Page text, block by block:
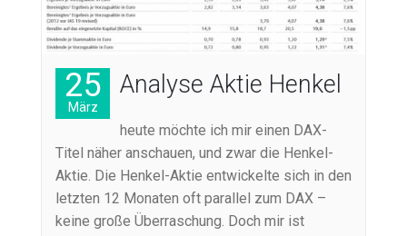
25
März
Analyse Aktie Henkel
heute möchte ich mir einen DAX-
Titel näher anschauen, und zwar die Henkel-
Aktie. Die Henkel-Aktie entwickelte sich in den
letzten 12 Monaten oft parallel zum DAX –
keine große Überraschung. Doch mir ist